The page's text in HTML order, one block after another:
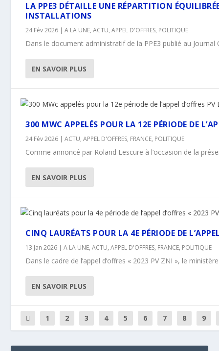
LA PPE3 DÉTAILLE UNE RÉPARTITION
INSTALLATIONS
24 Fév 2026 |A LA UNE,ACTU,APPEL D'OFFRES, POLITIQUE
Dans le document administratif de la PPE3 publié au Journal
EN SAVOIR PLUS
300 MWC APPELÉS POUR LA 12E PÉRIODE DE
24 Fév 2026 |ACTU,APPEL D'OFFRES, FRANCE, POLITIQUE
Comme annoncé par Roland Lescure à l’occasion de la
EN SAVOIR PLUS
CINQ LAURÉATS POUR LA 4E PÉRIODE DE
13 Jan 2026 |A LA UNE,ACTU,APPEL D'OFFRES, FRANCE, POLITIQUE
Dans le cadre de l’appel d’offres « 2023 PV ZNI », le
EN SAVOIR PLUS
1 2 3 4 5 6 7 8 9